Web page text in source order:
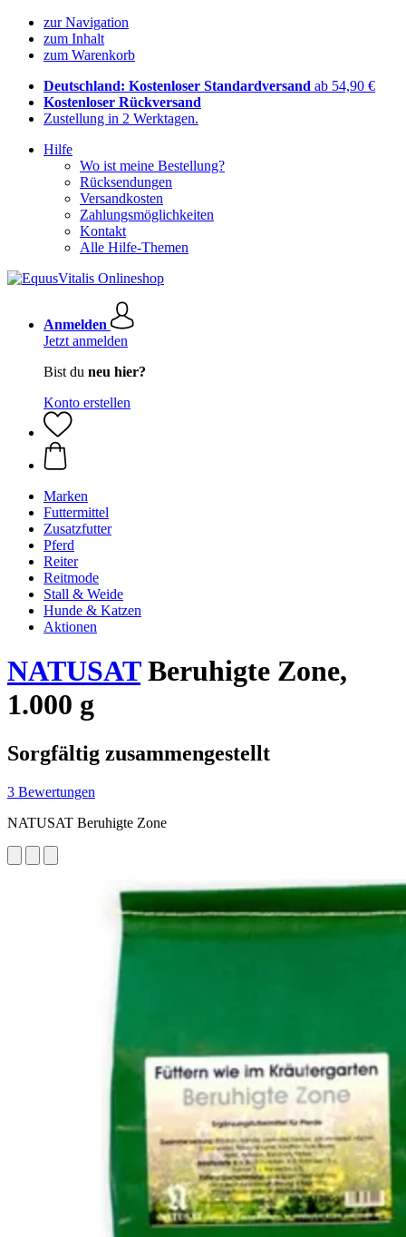
zur Navigation
zum Inhalt
zum Warenkorb
Deutschland: Kostenloser Standardversand ab 54,90 €
Kostenloser Rückversand
Zustellung in 2 Werktagen.
Hilfe
Wo ist meine Bestellung?
Rücksendungen
Versandkosten
Zahlungsmöglichkeiten
Kontakt
Alle Hilfe-Themen
Anmelden
Jetzt anmelden
Bist du neu hier?
Konto erstellen
Marken
Futtermittel
Zusatzfutter
Pferd
Reiter
Reitmode
Stall & Weide
Hunde & Katzen
Aktionen
NATUSATBeruhigte Zone,
1.000 g
Sorgfältig zusammengestellt
3 Bewertungen
NATUSAT Beruhigte Zone